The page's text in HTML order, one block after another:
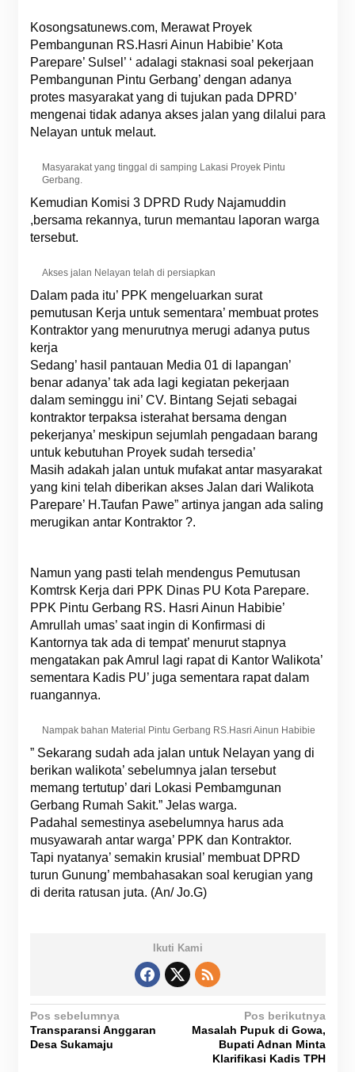
Kosongsatunews.com, Merawat Proyek
Pembangunan RS.Hasri Ainun Habibie’ Kota
Parepare’ Sulsel’ ‘ adalagi staknasi soal pekerjaan
Pembangunan Pintu Gerbang’ dengan adanya
protes masyarakat yang di tujukan pada DPRD’
mengenai tidak adanya akses jalan yang dilalui para
Nelayan untuk melaut.
Masyarakat yang tinggal di samping Lakasi Proyek Pintu
Gerbang.
Kemudian Komisi 3 DPRD Rudy Najamuddin
,bersama rekannya, turun memantau laporan warga
tersebut.
Akses jalan Nelayan telah di persiapkan
Dalam pada itu’ PPK mengeluarkan surat
pemutusan Kerja untuk sementara’ membuat protes
Kontraktor yang menurutnya merugi adanya putus
kerja
Sedang’ hasil pantauan Media 01 di lapangan’
benar adanya’ tak ada lagi kegiatan pekerjaan
dalam seminggu ini’ CV. Bintang Sejati sebagai
kontraktor terpaksa isterahat bersama dengan
pekerjanya’ meskipun sejumlah pengadaan barang
untuk kebutuhan Proyek sudah tersedia’
Masih adakah jalan untuk mufakat antar masyarakat
yang kini telah diberikan akses Jalan dari Walikota
Parepare’ H.Taufan Pawe” artinya jangan ada saling
merugikan antar Kontraktor ?.
Namun yang pasti telah mendengus Pemutusan
Komtrsk Kerja dari PPK Dinas PU Kota Parepare.
PPK Pintu Gerbang RS. Hasri Ainun Habibie’
Amrullah umas’ saat ingin di Konfirmasi di
Kantornya tak ada di tempat’ menurut stapnya
mengatakan pak Amrul lagi rapat di Kantor Walikota’
sementara Kadis PU’ juga sementara rapat dalam
ruangannya.
Nampak bahan Material Pintu Gerbang RS.Hasri Ainun Habibie
” Sekarang sudah ada jalan untuk Nelayan yang di
berikan walikota’ sebelumnya jalan tersebut
memang tertutup’ dari Lokasi Pembamgunan
Gerbang Rumah Sakit.” Jelas warga.
Padahal semestinya asebelumnya harus ada
musyawarah antar warga’ PPK dan Kontraktor.
Tapi nyatanya’ semakin krusial’ membuat DPRD
turun Gunung’ membahasakan soal kerugian yang
di derita ratusan juta. (An/ Jo.G)
Ikuti Kami
N
a
Pos sebelumnya
Transparansi Anggaran
Desa Sukamaju
Pos berikutnya
Masalah Pupuk di Gowa,
Bupati Adnan Minta
Klarifikasi Kadis TPH